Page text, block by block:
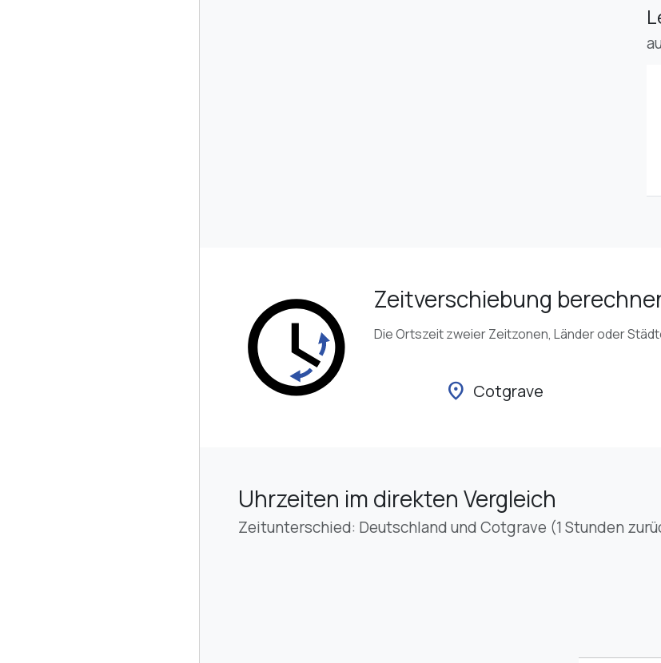
Zeitverschiebung
Die Ortszeit zweier Zeitzonen, Länder oder
location_on Cotgrave
Uhrzeiten im direkten Vergleich
Zeitunterschied: Deutschland und Cotgrave (1 Stunden